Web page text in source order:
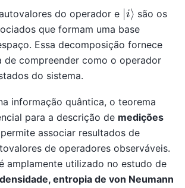
do operador e |i⟩ são os
que formam uma base
Essa decomposição fornece
de compreender como o operador
do sistema.
informação quântica, o teorema
para a descrição de medições
associar resultados de
de operadores observáveis.
amplamente utilizado no estudo de
entropia de von Neumann